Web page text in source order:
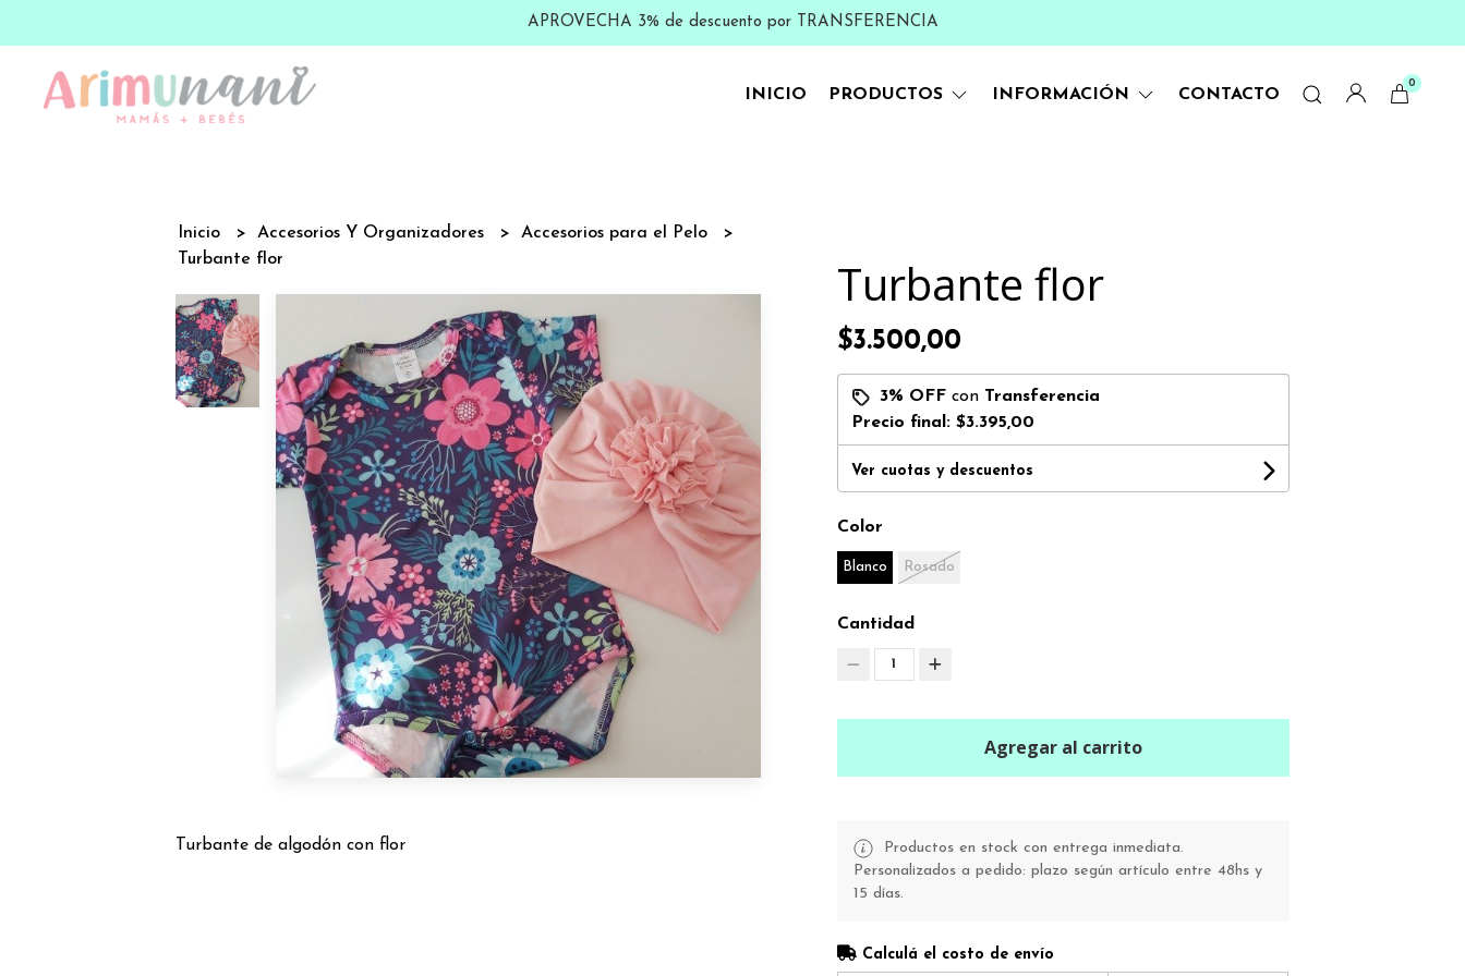
APROVECHA 3% de descuento por TRANSFERENCIA
INICIO PRODUCTOS INFORMACIÓN CONTACTO
0
Inicio Accesorios Y Organizadores
Accesorios para el Pelo
Turbante flor
Turbante de algodón con flor
Turbante flor
$3.500,00
3% OFFcon Transferencia
Precio final: $3.395,00
Ver cuotas y descuentos
Color
Blanco Rosado
Cantidad
1
Agregar al carrito
Productos en stock con entrega inmediata.
Personalizados a pedido: plazo según artículo entre 48hs y
15 días.
Calculá el costo de envío